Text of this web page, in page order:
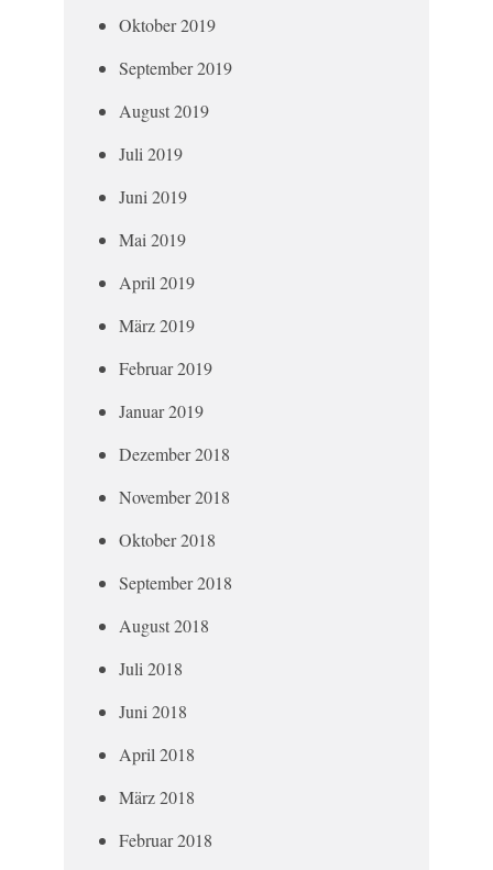
Oktober 2019
September 2019
August 2019
Juli 2019
Juni 2019
Mai 2019
April 2019
März 2019
Februar 2019
Januar 2019
Dezember 2018
November 2018
Oktober 2018
September 2018
August 2018
Juli 2018
Juni 2018
April 2018
März 2018
Februar 2018